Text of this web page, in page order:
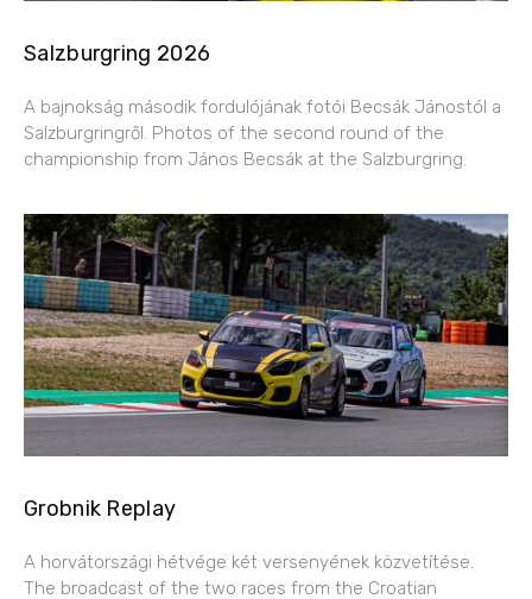
Salzburgring 2026
A bajnokság második fordulójának fotói Becsák Jánostól a
Salzburgringről. Photos of the second round of the
championship from János Becsák at the Salzburgring.
Grobnik Replay
A horvátországi hétvége két versenyének közvetítése.
The broadcast of the two races from the Croatian